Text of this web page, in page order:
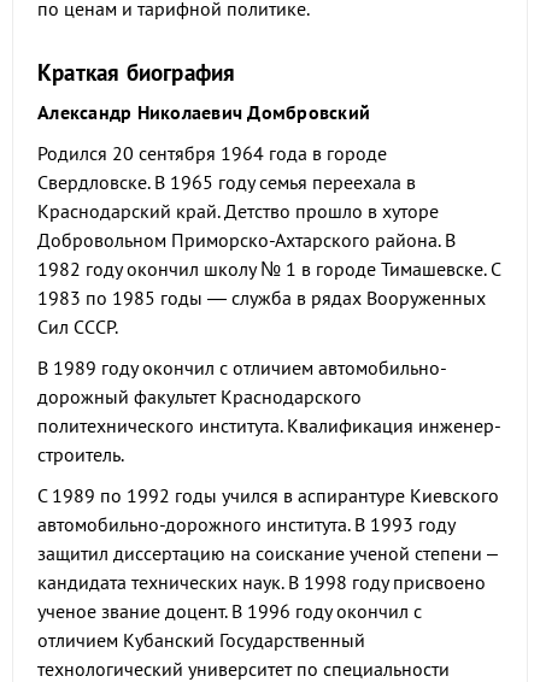
по ценам и тарифной политике.
Краткая биография
Александр Николаевич Домбровский
Родился 20 сентября 1964 года в городе
Свердловске. В 1965 году семья переехала в
Краснодарский край. Детство прошло в хуторе
Добровольном Приморско-Ахтарского района. В
1982 году окончил школу № 1 в городе Тимашевске. С
1983 по 1985 годы — служба в рядах Вооруженных
Сил СССР.
В 1989 году окончил с отличием автомобильно-
дорожный факультет Краснодарского
политехнического института. Квалификация инженер-
строитель.
С 1989 по 1992 годы учился в аспирантуре Киевского
автомобильно-дорожного института. В 1993 году
защитил диссертацию на соискание ученой степени –
кандидата технических наук. В 1998 году присвоено
ученое звание доцент. В 1996 году окончил с
отличием Кубанский Государственный
технологический университет по специальности